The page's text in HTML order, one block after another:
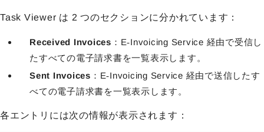
Task Viewer は 2 つのセクションに分かれています：
Received Invoices ：E‑Invoicing Service 経由で受信し
たすべての電子請求書を一覧表示します。
Sent Invoices ：E‑Invoicing Service 経由で送信したす
べての電子請求書を一覧表示します。
各エントリには次の情報が表示されます：